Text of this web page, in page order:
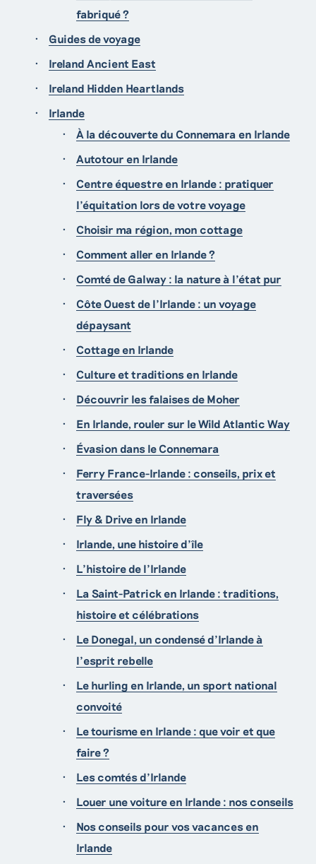
Contactez nos
créateurs de voyages
renseignement, n’hésitez pas à compléter
notre demande de devis ou à contacter l’un
de nos conseillers par téléphone.
fabriqué ?
Guides de voyage
Ireland Ancient East
Ireland Hidden Heartlands
Irlande
À la découverte du Connemara en Irlande
Autotour en Irlande
Centre équestre en Irlande : pratiquer
l’équitation lors de votre voyage
Choisir ma région, mon cottage
Comment aller en Irlande ?
Comté de Galway : la nature à l’état pur
Côte Ouest de l’Irlande : un voyage
dépaysant
Cottage en Irlande
Culture et traditions en Irlande
Découvrir les falaises de Moher
En Irlande, rouler sur le Wild Atlantic Way
Évasion dans le Connemara
Ferry France-Irlande : conseils, prix et
traversées
Fly & Drive en Irlande
Irlande, une histoire d’île
L'histoire de l'Irlande
La Saint-Patrick en Irlande : traditions,
histoire et célébrations
Le Donegal, un condensé d'Irlande à
l'esprit rebelle
Le hurling en Irlande, un sport national
convoité
Le tourisme en Irlande : que voir et que
faire ?
Les comtés d’Irlande
Louer une voiture en Irlande : nos conseils
Nos conseils pour vos vacances en
Irlande